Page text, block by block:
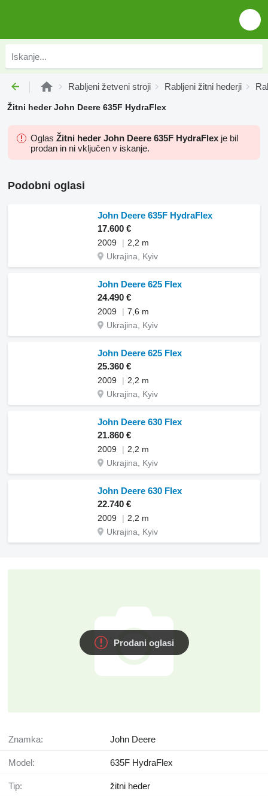
Rabljeni žetveni stroji Rabljeni žitni hederji
Žitni heder John Deere 635F HydraFlex
Oglas Žitni heder John Deere 635F HydraFlex je bil
prodan in ni vključen v iskanje.
Podobni oglasi
John Deere 635F HydraFlex
17.600 €
2009
2,2 m
Ukrajina, Kyiv
John Deere 625 Flex
24.490 €
2009
7,6 m
Ukrajina, Kyiv
John Deere 625 Flex
25.360 €
2009
2,2 m
Ukrajina, Kyiv
John Deere 630 Flex
21.860 €
2009
2,2 m
Ukrajina, Kyiv
John Deere 630 Flex
22.740 €
2009
2,2 m
Ukrajina, Kyiv
Prodani oglasi
Znamka: John Deere
Model: 635F HydraFlex
Tip: žitni heder